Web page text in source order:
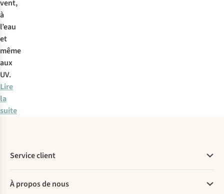
vent,
à
l’eau
et
même
aux
UV.
Lire
la
suite
Service client
Commander
À propos de nous